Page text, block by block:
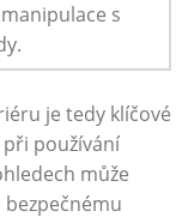
s
je tedy klíčové
používání
může